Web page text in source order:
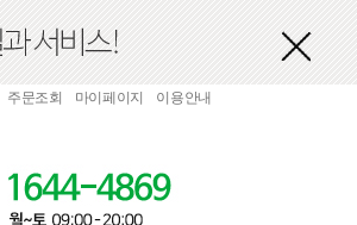
주문조회 마이페이지 이용안내